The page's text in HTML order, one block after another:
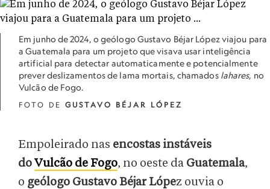
Em junho de 2024, o geólogo Gustavo Béjar López viajou para
a Guatemala para um projeto que visava usar inteligência
artificial para detectar automaticamente e potencialmente
prever deslizamentos de lama mortais, chamados lahares, no
Vulcão de Fogo.
FOTO DE GUSTAVO BÉJAR LÓPEZ
Empoleirado nas encostas instáveis ​​
doVulcão de Fogo, no oeste da Guatemala,
o geólogo Gustavo Béjar López ouvia o